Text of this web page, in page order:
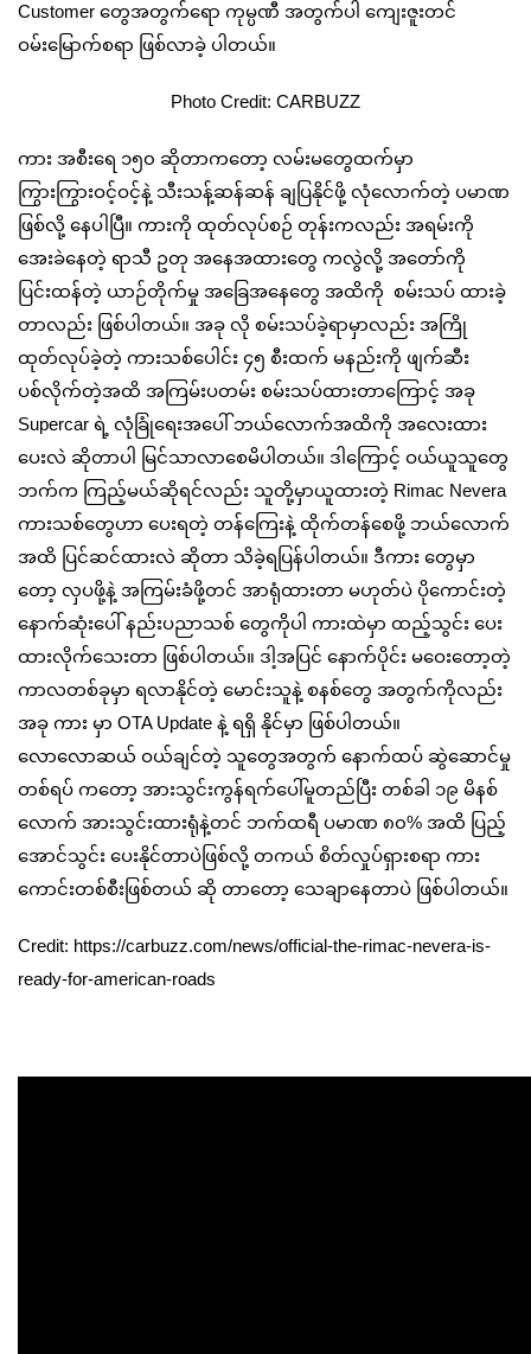
Customer တွေအတွက်ရော ကုမ္ပဏီ အတွက်ပါ ကျေးဇူးတင်
ဝမ်းမြောက်စရာ ဖြစ်လာခဲ့ ပါတယ်။
Photo Credit: CARBUZZ
ကား အစီးရေ ၁၅၀ ဆိုတာကတော့ လမ်းမတွေထက်မှာ
ကြွားကြွားဝင့်ဝင့်နဲ့ သီးသန့်ဆန်ဆန် ချပြနိုင်ဖို့ လုံလောက်တဲ့ ပမာဏ
ဖြစ်လို့ နေပါပြီ။ ကားကို ထုတ်လုပ်စဉ် တုန်းကလည်း အရမ်းကို
အေးခဲနေတဲ့ ရာသီ ဥတု အနေအထားတွေ ကလွဲလို့ အတော်ကို
ပြင်းထန်တဲ့ ယာဉ်တိုက်မှု အခြေအနေတွေ အထိကို စမ်းသပ် ထားခဲ့
တာလည်း ဖြစ်ပါတယ်။ အခု လို စမ်းသပ်ခဲ့ရာမှာလည်း အကြို
ထုတ်လုပ်ခဲ့တဲ့ ကားသစ်ပေါင်း ၄၅ စီးထက် မနည်းကို ဖျက်ဆီး
ပစ်လိုက်တဲ့အထိ အကြမ်းပတမ်း စမ်းသပ်ထားတာကြောင့် အခု
Supercar ရဲ့ လုံခြုံရေးအပေါ် ဘယ်လောက်အထိကို အလေးထား
ပေးလဲ ဆိုတာပါ မြင်သာလာစေမိပါတယ်။ ဒါကြောင့် ဝယ်ယူသူတွေ
ဘက်က ကြည့်မယ်ဆိုရင်လည်း သူတို့မှာယူထားတဲ့ Rimac Nevera
ကားသစ်တွေဟာ ပေးရတဲ့ တန်ကြေးနဲ့ ထိုက်တန်စေဖို့ ဘယ်လောက်
အထိ ပြင်ဆင်ထားလဲ ဆိုတာ သိခဲ့ရပြန်ပါတယ်။ ဒီကား တွေမှာ
တော့ လှပဖို့နဲ့ အကြမ်းခံဖို့တင် အာရုံထားတာ မဟုတ်ပဲ ပိုကောင်းတဲ့
နောက်ဆုံးပေါ် နည်းပညာသစ် တွေကိုပါ ကားထဲမှာ ထည့်သွင်း ပေး
ထားလိုက်သေးတာ ဖြစ်ပါတယ်။ ဒါ့အပြင် နောက်ပိုင်း မဝေးတော့တဲ့
ကာလတစ်ခုမှာ ရလာနိုင်တဲ့ မောင်းသူနဲ့ စနစ်တွေ အတွက်ကိုလည်း
အခု ကား မှာ OTA Update နဲ့ ရရှိ နိုင်မှာ ဖြစ်ပါတယ်။
လောလောဆယ် ဝယ်ချင်တဲ့ သူတွေအတွက် နောက်ထပ် ‌ဆွဲဆောင်မှု
တစ်ရပ် ကတော့ အားသွင်းကွန်ရက်ပေါ်မူတည်ပြီး တစ်ခါ ၁၉ မိနစ်
လောက် အားသွင်းထားရုံနဲ့တင် ဘက်ထရီ ပမာဏ ၈၀% အထိ ပြည့်
အောင်သွင်း ပေးနိုင်တာပဲဖြစ်လို့ တကယ် စိတ်လှုပ်ရှားစရာ ကား
ကောင်းတစ်စီးဖြစ်တယ် ဆို တာတော့ သေချာနေတာပဲ ဖြစ်ပါတယ်။
Credit: https://carbuzz.com/news/official-the-rimac-nevera-is-
ready-for-american-roads